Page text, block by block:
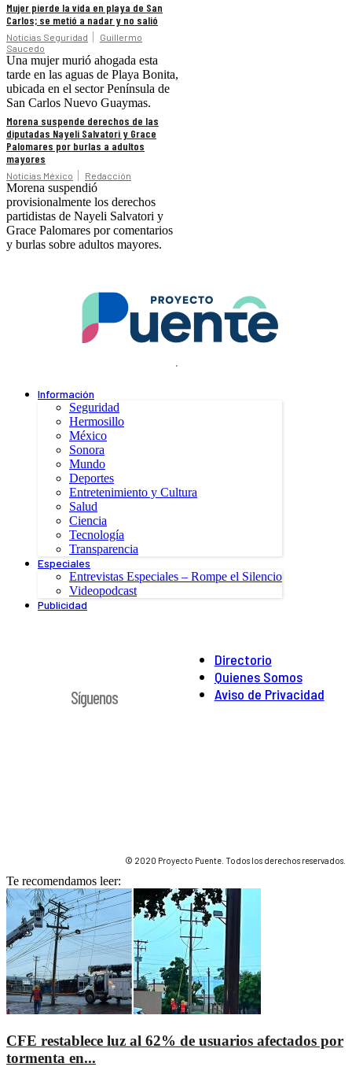
Mujer pierde la vida en playa de San
Carlos; se metió a nadar y no salió
Noticias Seguridad
Guillermo
Saucedo
Una mujer murió ahogada esta
tarde en las aguas de Playa Bonita,
ubicada en el sector Península de
San Carlos Nuevo Guaymas.
Morena suspende derechos de las
diputadas Nayeli Salvatori y Grace
Palomares por burlas a adultos
mayores
Noticias México Redacción
Morena suspendió
provisionalmente los derechos
partidistas de Nayeli Salvatori y
Grace Palomares por comentarios
y burlas sobre adultos mayores.
.
Información
Seguridad
Hermosillo
México
Sonora
Mundo
Deportes
Entretenimiento y Cultura
Salud
Ciencia
Tecnología
Transparencia
Especiales
Entrevistas Especiales – Rompe el Silencio
Videopodcast
Publicidad
Directorio
Quienes Somos
Aviso de Privacidad
Síguenos
© 2020 Proyecto Puente. Todos los derechos reservados.
Te recomendamos leer:
CFE restablece luz al 62% de usuarios afectados por
tormenta en...